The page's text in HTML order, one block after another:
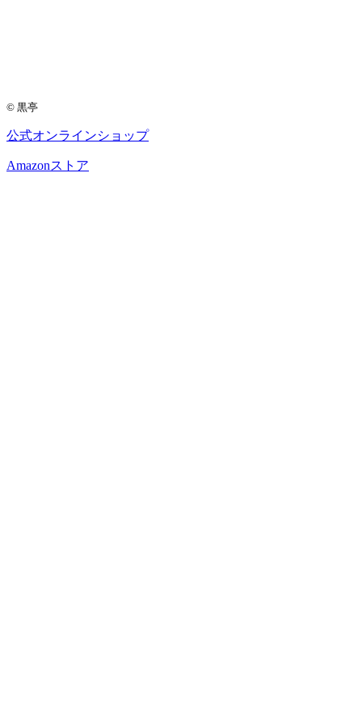
© 黒亭
公式オンラインショップ
Amazonストア